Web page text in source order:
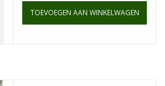
TOEVOEGEN AAN WINKELWAGEN